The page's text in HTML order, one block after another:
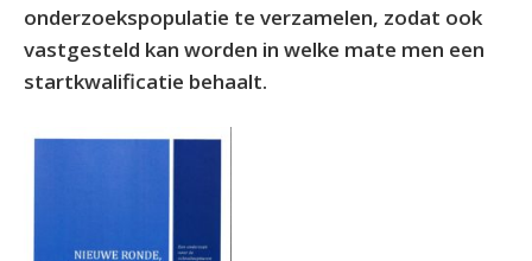
onderzoekspopulatie te verzamelen, zodat ook
vastgesteld kan worden in welke mate men een
startkwalificatie behaalt.